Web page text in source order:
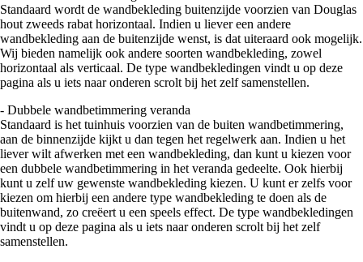
Standaard wordt de wandbekleding buitenzijde voorzien van Douglas
hout zweeds rabat horizontaal. Indien u liever een andere
wandbekleding aan de buitenzijde wenst, is dat uiteraard ook mogelijk.
Wij bieden namelijk ook andere soorten wandbekleding, zowel
horizontaal als verticaal. De type wandbekledingen vindt u op deze
pagina als u iets naar onderen scrolt bij het zelf samenstellen.
- Dubbele wandbetimmering veranda
Standaard is het tuinhuis voorzien van de buiten wandbetimmering,
aan de binnenzijde kijkt u dan tegen het regelwerk aan. Indien u het
liever wilt afwerken met een wandbekleding, dan kunt u kiezen voor
een dubbele wandbetimmering in het veranda gedeelte. Ook hierbij
kunt u zelf uw gewenste wandbekleding kiezen. U kunt er zelfs voor
kiezen om hierbij een andere type wandbekleding te doen als de
buitenwand, zo creëert u een speels effect. De type wandbekledingen
vindt u op deze pagina als u iets naar onderen scrolt bij het zelf
samenstellen.